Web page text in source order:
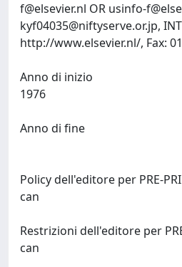
f@elsevier.nl OR usinfo-
kyf04035@niftyserve.or.jp,
Anno di inizio
Anno di fine
Policy dell'editore per PRE-
Restrizioni dell'editore per